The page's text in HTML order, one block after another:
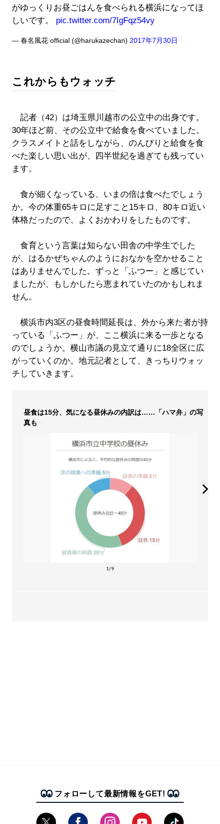
がゆっくりお昼ごはんを食べられる横浜になってほ
しいです。 pic.twitter.com/7IgFqz54vy
— 春名風花 official (@harukazechan) 2017年7月30日
これからもウォッチ
記者（42）は埼玉県川越市の公立中の出身です。
30年ほど前、その公立中で給食を食べていました。
クラスメイトと話をしながら、のんびりと給食を食
べた楽しい思い出が、四半世紀を過ぎても残ってい
ます。
食が細くなっている、いまの倍は食べたでしょう
か。今の体重65キロに足すこと15キロ、80キロ近い
体格だったので、よくおかわりをしたものです。
食育という言葉は知らない田舎の中学生でした
が、はるかぜちゃんのようにおなかを空かせること
はありませんでした。ずっと「ふつー」と感じてい
ましたが、もしかしたら恵まれていたのかもしれま
せん。
横浜市内3区の昼食時間延長は、外から来た者が持
っている「ふつー」が、ここ横浜に来る一歩となる
のでしょうか。横山市議の見立て通りに18全区に広
がっていくのか。地元記者として、きっちりウォッ
チしていきます。
昼食は15分、気になる昼休みの内訳は……「ハマ弁」の写
真も
1/9
フォローして最新情報をGET!